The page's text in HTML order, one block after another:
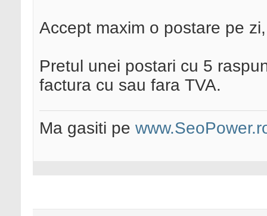
Accept maxim o postare pe
Pretul unei postari cu 5
factura cu sau fara TVA.
Ma gasiti pe